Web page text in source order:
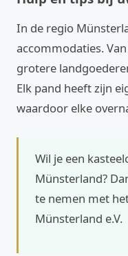
In de regio
accommodaties.
grotere
Elk pand heeft zijn
waardoor elke
Wil je een
Münsterland?
te nemen met
Münsterland e.V.